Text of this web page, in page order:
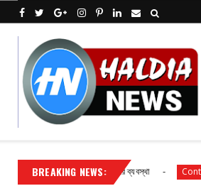
BREAKING NEWS:
ছাত্র ছাত্রীদের আহারে ব্যবস্থা Contact